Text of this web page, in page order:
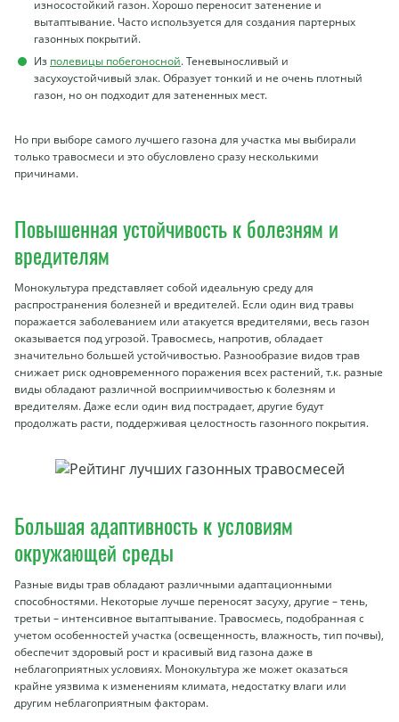
износостойкий газон. Хорошо переносит затенение и
вытаптывание. Часто используется для создания партерных
газонных покрытий.
Из полевицы побегоносной. Теневыносливый и
засухоустойчивый злак. Образует тонкий и не очень плотный
газон, но он подходит для затененных мест.
Но при выборе самого лучшего газона для участка мы выбирали
только травосмеси и это обусловлено сразу несколькими
причинами.
Повышенная устойчивость к болезням и
вредителям
Монокультура представляет собой идеальную среду для
распространения болезней и вредителей. Если один вид травы
поражается заболеванием или атакуется вредителями, весь газон
оказывается под угрозой. Травосмесь, напротив, обладает
значительно большей устойчивостью. Разнообразие видов трав
снижает риск одновременного поражения всех растений, т.к. разные
виды обладают различной восприимчивостью к болезням и
вредителям. Даже если один вид пострадает, другие будут
продолжать расти, поддерживая целостность газонного покрытия.
Большая адаптивность к условиям
окружающей среды
Разные виды трав обладают различными адаптационными
способностями. Некоторые лучше переносят засуху, другие – тень,
третьи – интенсивное вытаптывание. Травосмесь, подобранная с
учетом особенностей участка (освещенность, влажность, тип почвы),
обеспечит здоровый рост и красивый вид газона даже в
неблагоприятных условиях. Монокультура же может оказаться
крайне уязвима к изменениям климата, недостатку влаги или
другим неблагоприятным факторам.